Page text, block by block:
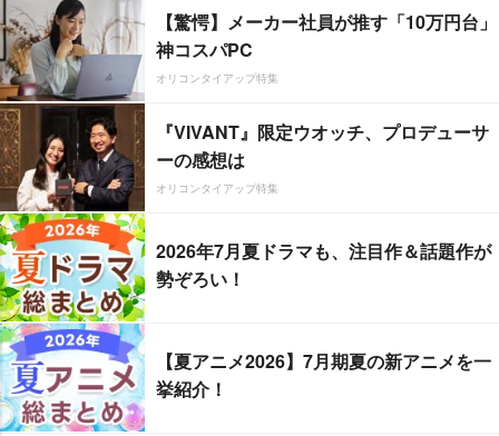
【驚愕】メーカー社員が推す「10万円台」
神コスパPC
オリコンタイアップ特集
『VIVANT』限定ウオッチ、プロデューサ
ーの感想は
オリコンタイアップ特集
2026年7月夏ドラマも、注目作＆話題作が
勢ぞろい！
【夏アニメ2026】7月期夏の新アニメを一
挙紹介！